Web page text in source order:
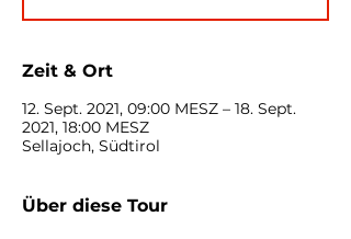
Zeit & Ort
12. Sept. 2021, 09:00 MESZ – 18. Sept.
2021, 18:00 MESZ
Sellajoch, Südtirol
Über diese Tour